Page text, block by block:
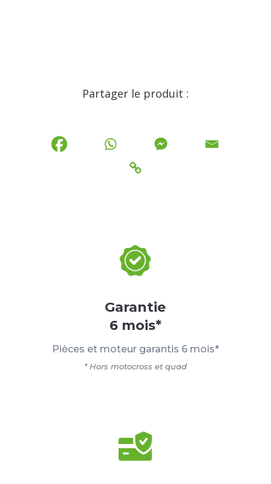
Partager le produit :
Garantie
6 mois*
Pièces et moteur garantis 6 mois*
* Hors motocross et quad